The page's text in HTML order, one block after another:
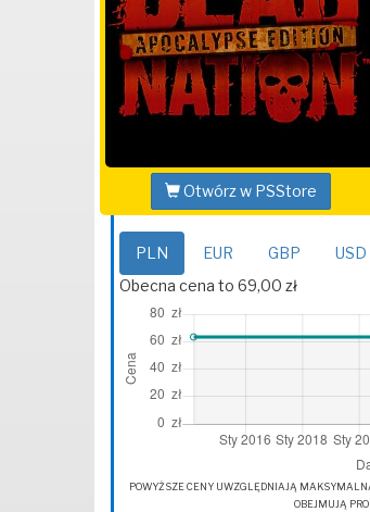
Otwórz w PSStore
PLN EUR GBP
USD
Obecna cena to 69,00 zł
POWYŻSZE CENY UWZGLĘDNIAJĄ
OBEJMUJĄ